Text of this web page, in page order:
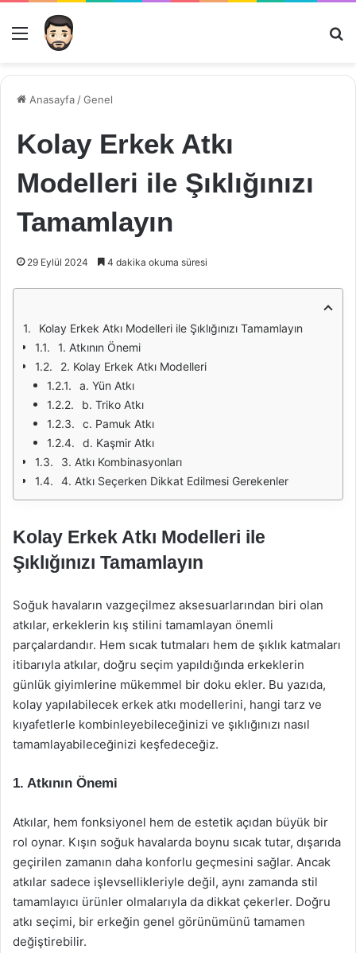
Menü
Anasayfa /Genel
Kolay Erkek Atkı
Modelleri ile Şıklığınızı
Tamamlayın
29 Eylül 2024 4 dakika okuma süresi
Kolay Erkek Atkı Modelleri ile Şıklığınızı Tamamlayın
1. Atkının Önemi
2. Kolay Erkek Atkı Modelleri
a. Yün Atkı
b. Triko Atkı
c. Pamuk Atkı
d. Kaşmir Atkı
3. Atkı Kombinasyonları
4. Atkı Seçerken Dikkat Edilmesi Gerekenler
Kolay Erkek Atkı Modelleri ile
Şıklığınızı Tamamlayın
Soğuk havaların vazgeçilmez aksesuarlarından biri olan
atkılar, erkeklerin kış stilini tamamlayan önemli
parçalardandır. Hem sıcak tutmaları hem de şıklık katmaları
itibarıyla atkılar, doğru seçim yapıldığında erkeklerin
günlük giyimlerine mükemmel bir doku ekler. Bu yazıda,
kolay yapılabilecek erkek atkı modellerini, hangi tarz ve
kıyafetlerle kombinleyebileceğinizi ve şıklığınızı nasıl
tamamlayabileceğinizi keşfedeceğiz.
1. Atkının Önemi
Atkılar, hem fonksiyonel hem de estetik açıdan büyük bir
rol oynar. Kışın soğuk havalarda boynu sıcak tutar, dışarıda
geçirilen zamanın daha konforlu geçmesini sağlar. Ancak
atkılar sadece işlevsellikleriyle değil, aynı zamanda stil
tamamlayıcı ürünler olmalarıyla da dikkat çekerler. Doğru
atkı seçimi, bir erkeğin genel görünümünü tamamen
değiştirebilir.